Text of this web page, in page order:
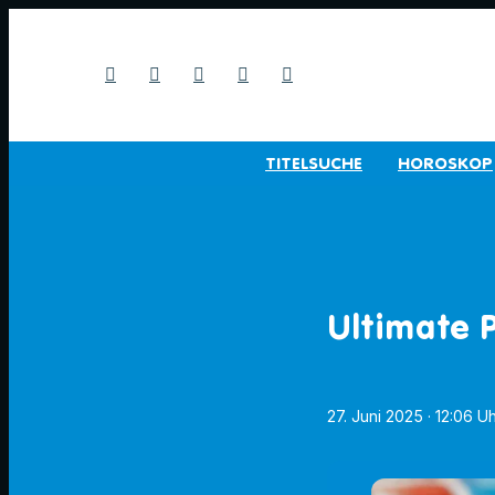
TITELSUCHE HOROSKOP
Ultimate
27. Juni 2025 · 12:06